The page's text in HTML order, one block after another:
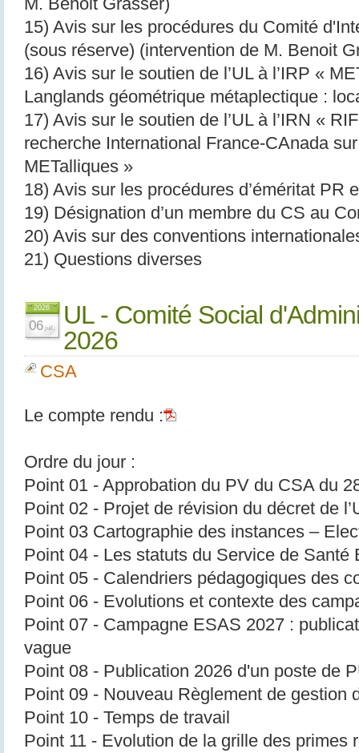
15) Avis sur les procédures du Comité
(sous réserve) (intervention de M. Benoit
16) Avis sur le soutien de l’UL à l’IRP «
Langlands géométrique métaplectique :
17) Avis sur le soutien de l’UL à l’IRN «
recherche International France-CAnada
METalliques »
18) Avis sur les procédures d’éméritat PR
19) Désignation d’un membre du CS au
20) Avis sur des conventions
21) Questions diverses
2026
06 juil.
UL - Comité Social
2026
CSA
Le compte rendu :
Ordre du jour :
Point 01 - Approbation du PV du CSA du
Point 02 - Projet de révision du décret de
Point 03 Cartographie des instances –
Point 04 - Les statuts du Service de Santé
Point 05 - Calendriers pédagogiques des
Point 06 - Evolutions et contexte des
Point 07 - Campagne ESAS 2027 :
vague
Point 08 - Publication 2026 d'un poste de
Point 09 - Nouveau Règlement de gestion
Point 10 - Temps de travail
Point 11 - Evolution de la grille des primes